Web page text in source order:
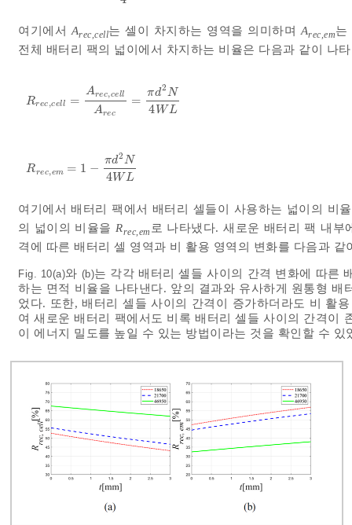
여기에서Arec,cell는 셀이 차지하는 영역을 의미하며Arec,em는
전체 배터리 팩의 넓이에서 차지하는 비율은 다음과 같이 나
Rrec ,cell =
Arec,cell
Arec
=
πd2N
4 WL
Rrec,cell =Arec,c ell Arec =
Rrec, em = 1 −
πd2N
4WL
Rre c,em = 1- πd2N4
여기에서 배터리 팩에서 배터리 셀들이 사용하는 넓이의 비
의 넓이의 비율을 Rrec,em 로 나타냈다. 새로운 배터리 팩 내
격에 따른 배터리 셀 영역과 비 활용 영역의 변화를 다음과 같
Fig. 10(a)와 (b)는 각각 배터리 셀들 사이의 간격 변화에 따른
하는 면적 비율을 나타낸다. 앞의 결과와 유사하게 원통형
었다. 또한, 배터리 셀들 사이의 간격이 증가하더라도 비 활
여 새로운 배터리 팩에서도 비록 배터리 셀들 사이의 간격이
이 에너지 밀도를 높일 수 있는 방법이라는 것을 확인할 수 있